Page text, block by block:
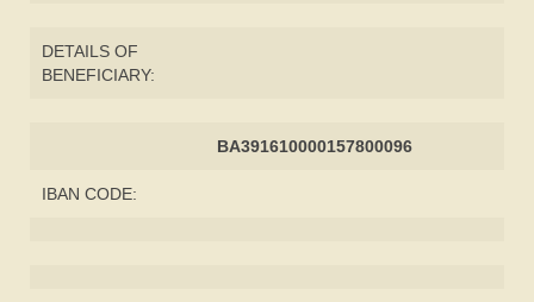
DETAILS OF
BENEFICIARY:
BA391610000157800096
IBAN CODE: